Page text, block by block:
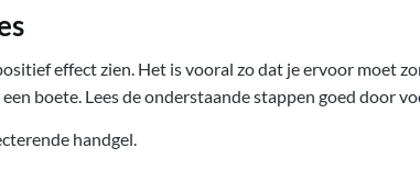
effect zien. Het is vooral zo dat je ervoor moet
boete. Lees de onderstaande stappen goed door
handgel.